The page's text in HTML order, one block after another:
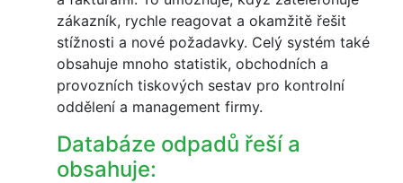
zákazník, rychle reagovat a okamžitě řešit
stížnosti a nové požadavky. Celý systém také
obsahuje mnoho statistik, obchodních a
provozních tiskových sestav pro kontrolní
oddělení a management firmy.
Databáze odpadů řeší a
obsahuje: